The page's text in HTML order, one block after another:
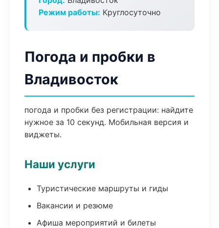
Режим работы: Круглосуточно
Погода и пробки в
Владивосток
погода и пробки без регистрации: найдите
нужное за 10 секунд. Мобильная версия и
виджеты.
Наши услуги
Туристические маршруты и гиды
Вакансии и резюме
Афиша мероприятий и билеты